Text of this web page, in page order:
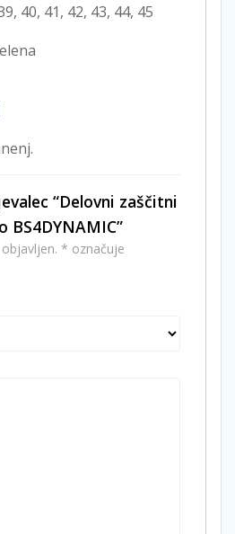
40, 41, 42, 43, 44, 45
“Delovni zaščitni
BS4DYNAMIC”
* označuje